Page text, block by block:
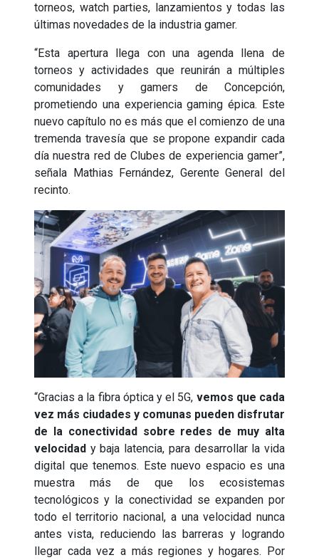
torneos, watch parties, lanzamientos y todas las
últimas novedades de la industria gamer.
“Esta apertura llega con una agenda llena de
torneos y actividades que reunirán a múltiples
comunidades y gamers de Concepción,
prometiendo una experiencia gaming épica. Este
nuevo capítulo no es más que el comienzo de una
tremenda travesía que se propone expandir cada
día nuestra red de Clubes de experiencia gamer”,
señala Mathias Fernández, Gerente General del
recinto.
“Gracias a la fibra óptica y el 5G, vemos que cada
vez más ciudades y comunas pueden disfrutar
de la conectividad sobre redes de muy alta
velocidad y baja latencia, para desarrollar la vida
digital que tenemos. Este nuevo espacio es una
muestra más de que los ecosistemas
tecnológicos y la conectividad se expanden por
todo el territorio nacional, a una velocidad nunca
antes vista, reduciendo las barreras y logrando
llegar cada vez a más regiones y hogares. Por